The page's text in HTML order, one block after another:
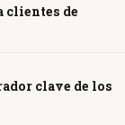
clientes de
clave de los